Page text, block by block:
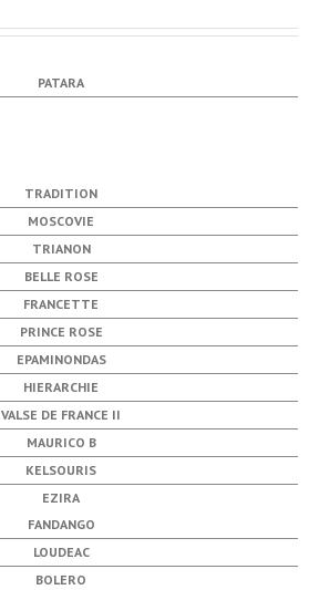
PATARA
TRADITION
MOSCOVIE
TRIANON
BELLE ROSE
FRANCETTE
PRINCE ROSE
EPAMINONDAS
HIERARCHIE
VALSE DE FRANCE II
MAURICO B
KELSOURIS
EZIRA
FANDANGO
LOUDEAC
BOLERO